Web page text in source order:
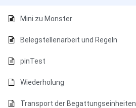
Mini zu Monster
Belegstellenarbeit und Regeln
pinTest
Wiederholung
Transport der Begattungseinheiten